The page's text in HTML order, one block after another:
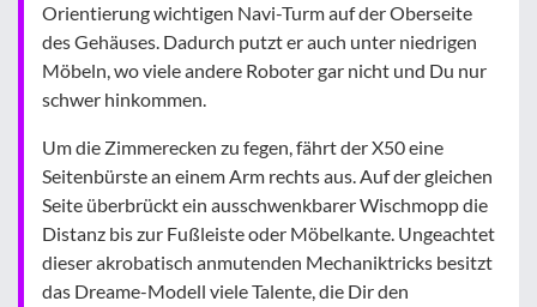
Orientierung wichtigen Navi-Turm auf der Oberseite
des Gehäuses. Dadurch putzt er auch unter niedrigen
Möbeln, wo viele andere Roboter gar nicht und Du nur
schwer hinkommen.
Um die Zimmerecken zu fegen, fährt der X50 eine
Seitenbürste an einem Arm rechts aus. Auf der gleichen
Seite überbrückt ein ausschwenkbarer Wischmopp die
Distanz bis zur Fußleiste oder Möbelkante. Ungeachtet
dieser akrobatisch anmutenden Mechaniktricks besitzt
das Dreame-Modell viele Talente, die Dir den